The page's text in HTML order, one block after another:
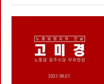
여러 생각에 잠겨야 했다. 사회
의 근본적 변혁을 바라며 당에
들어와 당 대의원으로 참석한 그
날 이후, 그의 삶은 서서히 바뀌
정에 자신도 책임지자고 다짐했
바뀔 것 같지 않았던 것들을 바
또한, 리오데자네이로에서의 나
비의 날갯짓이 만든 미국의 허리
케인과도 같은 의외의 변화를 일
으키기도 했다. 아직도 미래에
수는 없지만, 분명 지난 일년 반